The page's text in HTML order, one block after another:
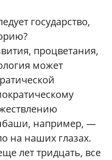
государство,
процветания,
может
например, —
на наших глазах.
лет тридцать, все